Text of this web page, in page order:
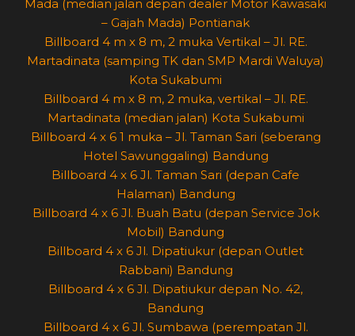
Mada (median jalan depan dealer Motor Kawasaki
– Gajah Mada) Pontianak
Billboard 4 m x 8 m, 2 muka Vertikal – Jl. RE.
Martadinata (samping TK dan SMP Mardi Waluya)
Kota Sukabumi
Billboard 4 m x 8 m, 2 muka, vertikal – Jl. RE.
Martadinata (median jalan) Kota Sukabumi
Billboard 4 x 6 1 muka – Jl. Taman Sari (seberang
Hotel Sawunggaling) Bandung
Billboard 4 x 6 Jl. Taman Sari (depan Cafe
Halaman) Bandung
Billboard 4 x 6 Jl. Buah Batu (depan Service Jok
Mobil) Bandung
Billboard 4 x 6 Jl. Dipatiukur (depan Outlet
Rabbani) Bandung
Billboard 4 x 6 Jl. Dipatiukur depan No. 42,
Bandung
Billboard 4 x 6 Jl. Sumbawa (perempatan Jl.